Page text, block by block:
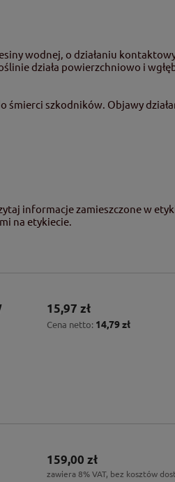
wodnej, o działaniu
działa powierzchniowo i
śmierci szkodników. Objawy
informacje zamieszczone w
na etykiecie.
15,97 zł
Cena netto: 14,79 zł
159,00 zł
zawiera 8% VAT, bez kosztów